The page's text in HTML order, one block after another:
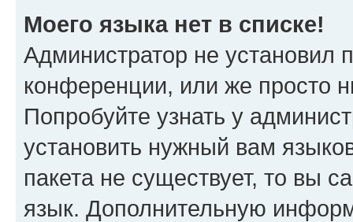
Моего языка нет в списке!
Администратор не установил
конференции, или же просто
Попробуйте узнать у
установить нужный вам
пакета не существует, то вы
язык. Дополнительную